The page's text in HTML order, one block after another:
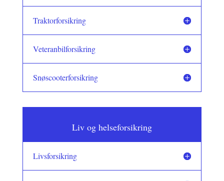
Traktorforsikring
Veteranbilforsikring
Snøscooterforsikring
Liv og helseforsikring
Livsforsikring